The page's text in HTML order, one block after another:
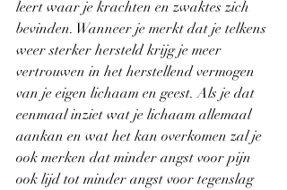
leert waar je krachten en zwaktes zich
bevinden. Wanneer je merkt dat je telkens
weer sterker hersteld krijg je meer
vertrouwen in het herstellend vermogen
van je eigen lichaam en geest. Als je dat
eenmaal inziet wat je lichaam allemaal
aankan en wat het kan overkomen zal je
ook merken dat minder angst voor pijn
ook lijd tot minder angst voor tegenslag